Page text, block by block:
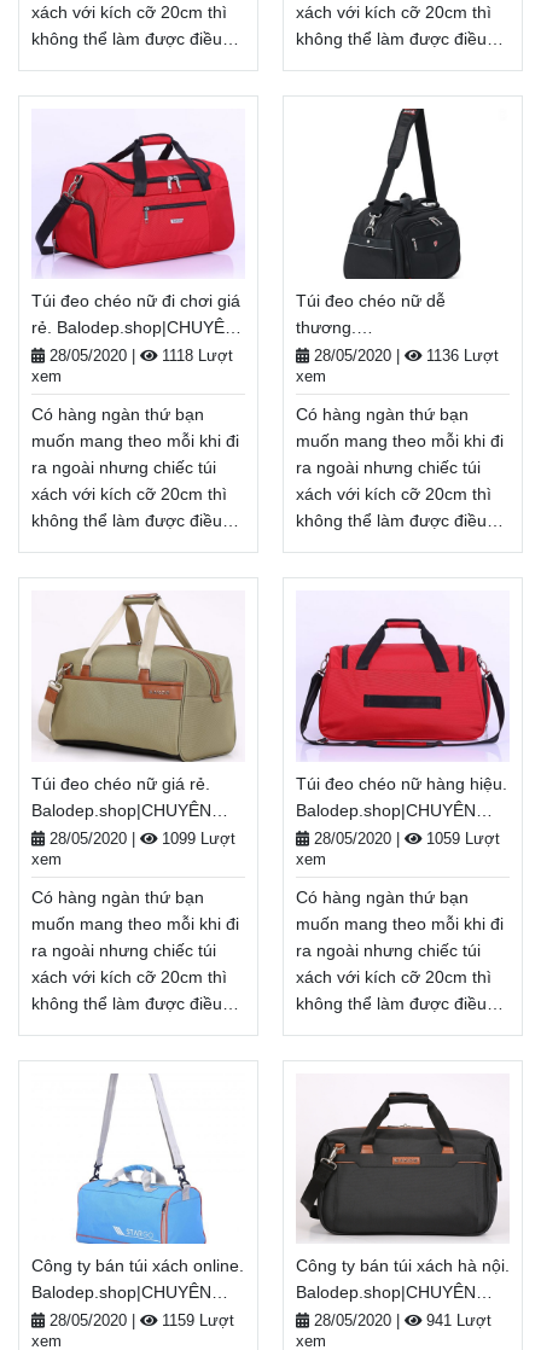
xách với kích cỡ 20cm thì
không thể làm được điều
cỡ lớn, túi đeo chéo nam
hàng đầu khi cần mang
nhiều thứ ra ngoài khi đi
học, đi du lịch, đi dã ngoại, .
. . Balodep.shop|Chuyên túi
đeo chéo nam hồ chí
minh, Balo-Túi xách. Giao
hàng toàn quốc, Miễn phí
đổi trả hàng, thanh toán
tiền khi nhận hàng
Xem thêm
xách với kích cỡ 20cm thì
không thể làm được điều
cỡ lớn, túi đeo chéo nữ đi
du lịch sẽ là lựa chọn hàng
đầu khi cần mang nhiều thứ
ra ngoài khi đi học, đi du
lịch, đi dã ngoại, . . .
Balodep.shop|Chuyên túi
đeo chéo nữ đi du
lịch, Balo-Túi xách. Giao
hàng toàn quốc, Miễn phí
đổi trả hàng, thanh toán
tiền khi nhận hàng
Xem thêm
Túi đeo chéo nữ đi chơi giá
rẻ. Balodep.shop|CHUYÊN
BALO-TÚI XÁCH–VALI ĐẸP
28/05/2020
1118 Lượt
xem
Có hàng ngàn thứ bạn
muốn mang theo mỗi khi đi
ra ngoài nhưng chiếc túi
xách với kích cỡ 20cm thì
không thể làm được điều
đó. Vậy nên balo, túi xách
cỡ lớn, túi đeo chéo nữ đi
chơi giá rẻ sẽ là lựa chọn
hàng đầu khi cần mang
nhiều thứ ra ngoài khi đi
học, đi du lịch, đi dã ngoại, .
. . Balodep.shop|Chuyên túi
đeo chéo nữ đi chơi giá
rẻ, Balo-Túi xách. Giao
hàng toàn quốc, Miễn phí
đổi trả hàng, thanh toán
tiền khi nhận hàng
Xem thêm
Túi đeo chéo nữ dễ
thương.
Balodep.shop|CHUYÊN
BALO-TÚI XÁCH–VALI ĐẸP
28/05/2020
1136 Lượt
xem
Có hàng ngàn thứ bạn
muốn mang theo mỗi khi đi
ra ngoài nhưng chiếc túi
xách với kích cỡ 20cm thì
không thể làm được điều
đó. Vậy nên balo, túi xách
cỡ lớn, túi đeo chéo nữ dễ
đầu khi cần mang nhiều thứ
ra ngoài khi đi học, đi du
lịch, đi dã ngoại, . . .
Balodep.shop|Chuyên túi
đeo chéo nữ dễ
thương, Balo-Túi xách.
Giao hàng toàn quốc, Miễn
phí đổi trả hàng, thanh toán
tiền khi nhận hàng
Xem thêm
Túi đeo chéo nữ giá rẻ.
Balodep.shop|CHUYÊN
BALO-TÚI XÁCH–VALI ĐẸP
28/05/2020
1099 Lượt
xem
Có hàng ngàn thứ bạn
muốn mang theo mỗi khi đi
ra ngoài nhưng chiếc túi
xách với kích cỡ 20cm thì
không thể làm được điều
cỡ lớn, túi đeo chéo nữ giá
rẻ sẽ là lựa chọn hàng đầu
khi cần mang nhiều thứ ra
ngoài khi đi học, đi du lịch,
đi dã ngoại, . . .
Balodep.shop|Chuyên túi
đeo chéo nữ giá rẻ, Balo-
Túi xách. Giao hàng toàn
quốc, Miễn phí đổi trả
hàng, thanh toán tiền khi
nhận hàngXem thêm
Túi đeo chéo nữ hàng hiệu.
Balodep.shop|CHUYÊN
BALO-TÚI XÁCH–VALI ĐẸP
28/05/2020
1059 Lượt
xem
Có hàng ngàn thứ bạn
muốn mang theo mỗi khi đi
ra ngoài nhưng chiếc túi
xách với kích cỡ 20cm thì
không thể làm được điều
cỡ lớn, túi đeo chéo nữ
hàng đầu khi cần mang
nhiều thứ ra ngoài khi đi
học, đi du lịch, đi dã ngoại, .
. . Balodep.shop|Chuyên túi
đeo chéo nữ hàng
hiệu, Balo-Túi xách. Giao
hàng toàn quốc, Miễn phí
đổi trả hàng, thanh toán
tiền khi nhận hàng
Công ty bán túi xách online.
Balodep.shop|CHUYÊN
BALO-TÚI XÁCH–VALI ĐẸP
28/05/2020
1159 Lượt
xem
Công ty bán túi xách hà nội.
Balodep.shop|CHUYÊN
BALO-TÚI XÁCH–VALI ĐẸP
28/05/2020
941 Lượt
xem